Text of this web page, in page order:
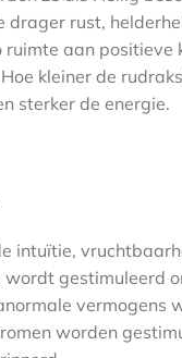
drager rust,
ruimte aan positieve
kleiner de
sterker de energie.
intuïtie,
wordt gestimuleerd
vermogens
worden